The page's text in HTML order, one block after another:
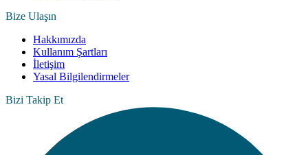
Bize Ulaşın
Hakkımızda
Kullanım Şartları
İletişim
Yasal Bilgilendirmeler
Bizi Takip Et